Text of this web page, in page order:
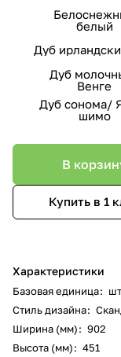
белый
Дуб
Дуб
Венге
Дуб сонома/
шимо
В
Купить в 1
Характеристики
Базовая единица: шт
Стиль дизайна:
Ширина (мм): 902
Высота (мм): 451